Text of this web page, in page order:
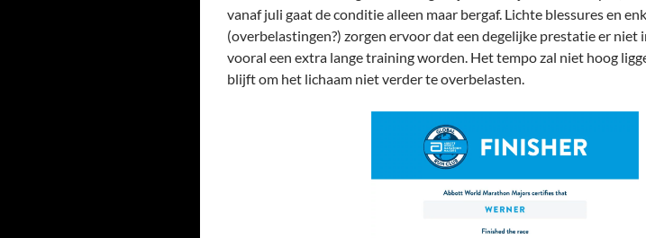
vanaf juli gaat de conditie alleen maar bergaf. Lichte blessures en
(overbelastingen?) zorgen ervoor dat een degelijke prestatie er niet
vooral een extra lange training worden. Het tempo zal niet hoog
blijft om het lichaam niet verder te overbelasten.